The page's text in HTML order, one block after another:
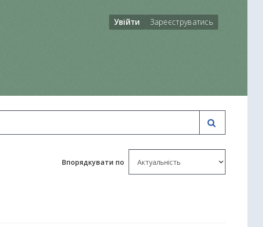
Увійти Зареєструватись
Впорядкувати по